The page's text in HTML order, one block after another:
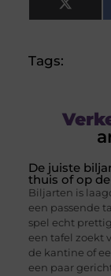
X
Tags:
De juiste
thuis of op
Biljarten is
een passende
spel echt
een tafel zoekt
de kantine of
een paar